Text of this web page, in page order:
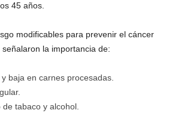
45 años.
modificables para prevenir el cáncer
la importancia de:
baja en carnes procesadas.
tabaco y alcohol.